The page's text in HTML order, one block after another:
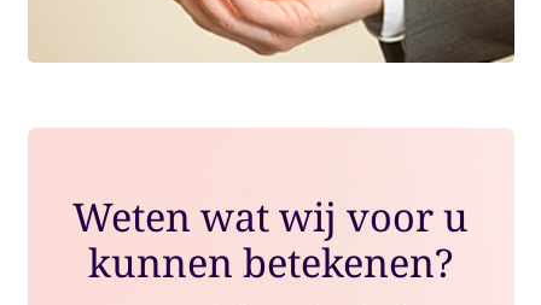
Weten wat wij voor u
kunnen betekenen?